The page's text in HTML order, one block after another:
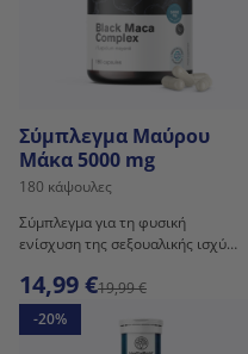
Σύμπλεγμα Μαύρου
Μάκα 5000 mg
180 κάψουλες
Σύμπλεγμα για τη φυσική
ενίσχυση της σεξουαλικής ισχύος
σεξουαλικότητας.
14,99 €19,99 €
-20%